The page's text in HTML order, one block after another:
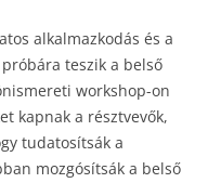
alkalmazkodás és a
teszik a belső
workshop-on
kapnak a résztvevők,
tudatosítsák a
mozgósítsák a belső